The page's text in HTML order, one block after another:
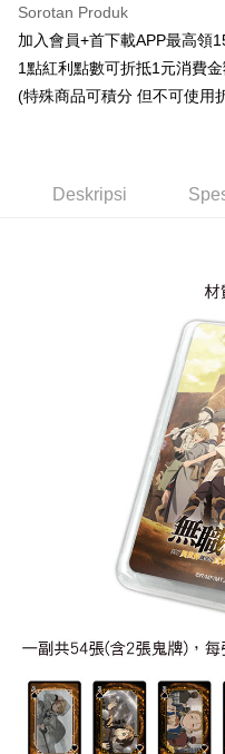
Apple Pay
Easy Wallet
Tunai semasa Penghantaran
NT$65/pesanan |
NT$65/pesanan |
NT$1,300 atau lebih
(不開放使用，請勿選取）
NT$9,999/pesanan
NT$65/pesanan |
付款後7-11取貨
NT$65/pesanan |
NT$1,300 atau lebih
宅配-木棉花樂園專用
Sorotan Produk
加入會員+首下載APP最高領
1點紅利點數可折抵1元消費
(特殊商品可積分 但不可使用
Deskripsi